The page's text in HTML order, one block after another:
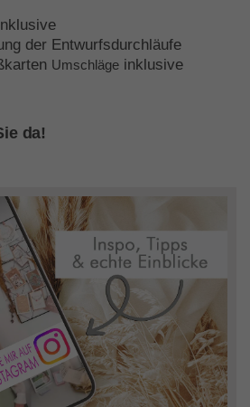
der Entwurfsdurchläufe
Umschläge inklusive
da!